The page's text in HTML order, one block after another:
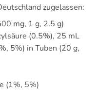
zugelassen:
mg, 1 g, 2.5 g)
(0.5%), 25 mL
5%) in Tuben (20 g,
(1%, 5%)